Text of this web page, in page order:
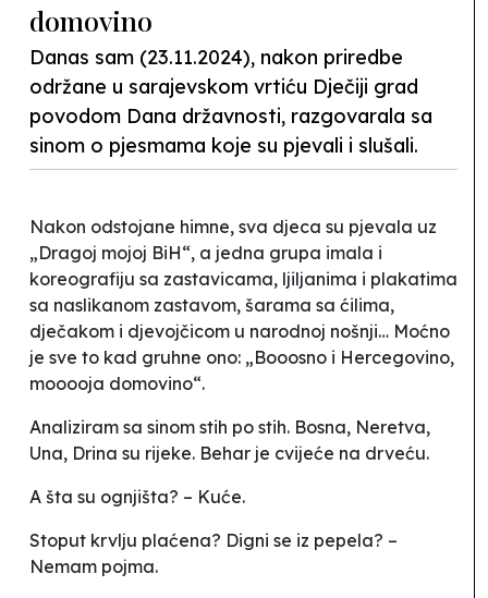
domovino
Danas sam (23.11.2024), nakon priredbe
održane u sarajevskom vrtiću Dječiji grad
povodom Dana državnosti, razgovarala sa
sinom o pjesmama koje su pjevali i slušali.
Nakon odstojane himne, sva djeca su pjevala uz
„Dragoj mojoj BiH“, a jedna grupa imala i
koreografiju sa zastavicama, ljiljanima i plakatima
sa naslikanom zastavom, šarama sa ćilima,
dječakom i djevojčicom u narodnoj nošnji… Moćno
je sve to kad gruhne ono: „Booosno i Hercegovino,
mooooja domovino“.
Analiziram sa sinom stih po stih. Bosna, Neretva,
Una, Drina su rijeke. Behar je cvijeće na drveću.
A šta su ognjišta? – Kuće.
Stoput krvlju plaćena? Digni se iz pepela? –
Nemam pojma.